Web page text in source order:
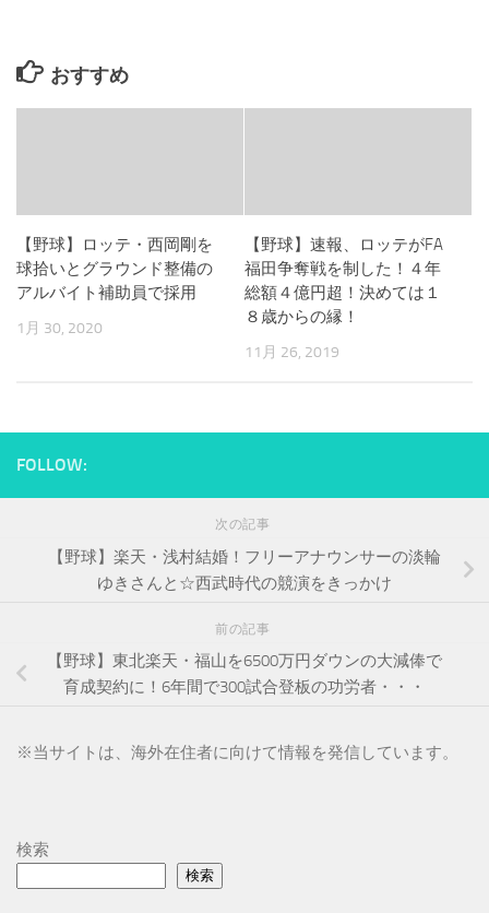
おすすめ
【野球】ロッテ・西岡剛を
球拾いとグラウンド整備の
アルバイト補助員で採用
1月 30, 2020
【野球】速報、ロッテがFA
福田争奪戦を制した！４年
総額４億円超！決めては１
８歳からの縁！
11月 26, 2019
FOLLOW:
次の記事
【野球】楽天・浅村結婚！フリーアナウンサーの淡輪
ゆきさんと☆西武時代の競演をきっかけ
前の記事
【野球】東北楽天・福山を6500万円ダウンの大減俸で
育成契約に！6年間で300試合登板の功労者・・・
※当サイトは、海外在住者に向けて情報を発信しています。
検索
検索